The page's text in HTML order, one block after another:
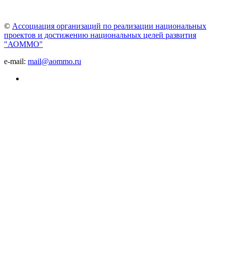
© Ассоциация организаций по реализации национальных
проектов и достижению национальных целей развития
"АОММО"
e-mail: mail@aommo.ru